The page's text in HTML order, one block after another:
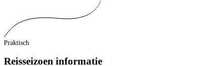
Praktisch
Reisseizoen informatie